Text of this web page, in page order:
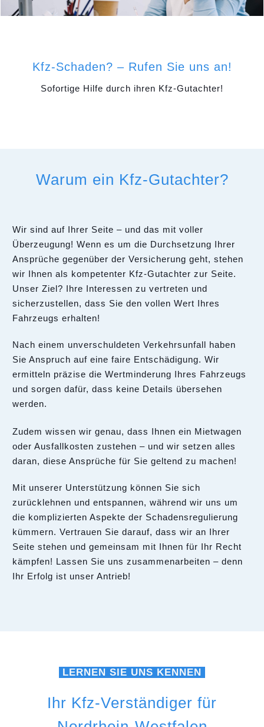
Kfz-Schaden? – Rufen Sie uns an!
Sofortige Hilfe durch ihren Kfz-Gutachter!
Warum ein Kfz-Gutachter?
Wir sind auf Ihrer Seite – und das mit voller
Überzeugung! Wenn es um die Durchsetzung Ihrer
Ansprüche gegenüber der Versicherung geht, stehen
wir Ihnen als kompetenter Kfz-Gutachter zur Seite.
Unser Ziel? Ihre Interessen zu vertreten und
sicherzustellen, dass Sie den vollen Wert Ihres
Fahrzeugs erhalten!
Nach einem unverschuldeten Verkehrsunfall haben
Sie Anspruch auf eine faire Entschädigung. Wir
ermitteln präzise die Wertminderung Ihres Fahrzeugs
und sorgen dafür, dass keine Details übersehen
werden.
Zudem wissen wir genau, dass Ihnen ein Mietwagen
oder Ausfallkosten zustehen – und wir setzen alles
daran, diese Ansprüche für Sie geltend zu machen!
Mit unserer Unterstützung können Sie sich
zurücklehnen und entspannen, während wir uns um
die komplizierten Aspekte der Schadensregulierung
kümmern. Vertrauen Sie darauf, dass wir an Ihrer
Seite stehen und gemeinsam mit Ihnen für Ihr Recht
kämpfen! Lassen Sie uns zusammenarbeiten – denn
Ihr Erfolg ist unser Antrieb!
LERNEN SIE UNS KENNEN
Ihr Kfz-Verständiger für